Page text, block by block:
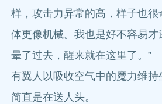
样，攻击力异常的高，样子也
体更像机械。我也是好不容易
晕了过去，醒来就在这里了。”
有翼人以吸收空气中的魔力维
简直是在送人头。